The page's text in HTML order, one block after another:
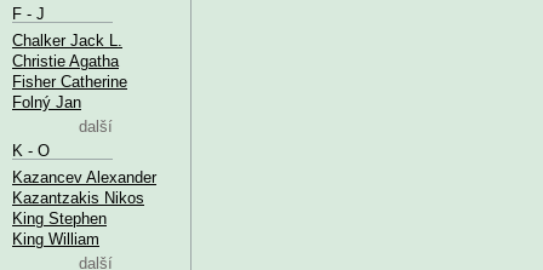
F - J
Chalker Jack L.
Christie Agatha
Fisher Catherine
Folný Jan
další
K - O
Kazancev Alexander
Kazantzakis Nikos
King Stephen
King William
další